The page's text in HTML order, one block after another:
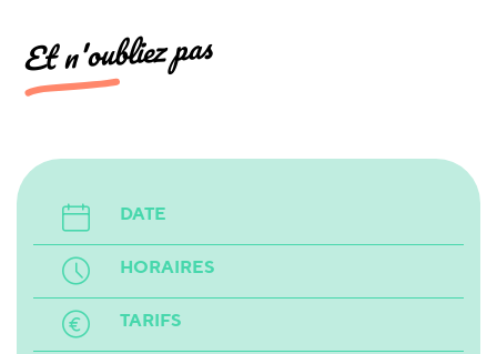
Et n'oubliez pas
DATE
HORAIRES
TARIFS